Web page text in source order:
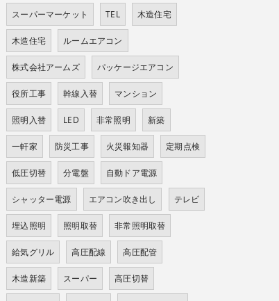
スーパーマーケット TEL 木造住宅
木造住宅 ルームエアコン
株式会社アームズ パッケージエアコン
役所工事 幹線入替 マンション
照明入替 LED 非常照明 新築
一軒家 防災工事 火災報知器 定期点検
低圧切替 分電盤 自動ドア電源
シャッター電源 エアコン吹き出し テレビ
埋込照明 照明取替 非常照明取替
給気グリル 高圧配線 高圧配管
木造新築 スーパー 高圧切替